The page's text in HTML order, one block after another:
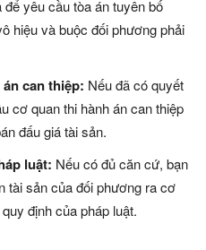
để yêu cầu tòa án tuyên bố
hiệu và buộc đối phương phải
can thiệp: Nếu đã có quyết
cơ quan thi hành án can thiệp
đấu giá tài sản.
luật: Nếu có đủ căn cứ, bạn
tài sản của đối phương ra cơ
định của pháp luật.